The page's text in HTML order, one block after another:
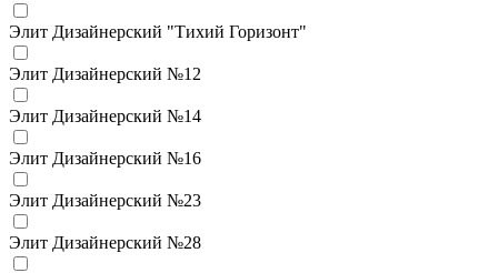
Элит Дизайнерский "Тихий Горизонт"
Элит Дизайнерский №12
Элит Дизайнерский №14
Элит Дизайнерский №16
Элит Дизайнерский №23
Элит Дизайнерский №28